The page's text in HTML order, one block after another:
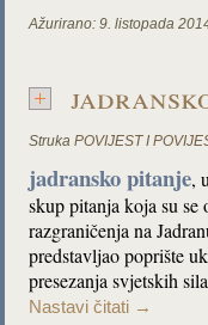
Ažurirano: 9. listopada
Struka POVIJEST I
jadransko pitanje,
skup pitanja koja su
razgraničenja na
predstavljao poprište
presezanja svjetskih
Nastavi čitati →